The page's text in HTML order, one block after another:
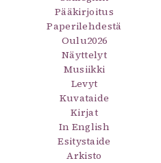
Pääkirjoitus
Paperilehdestä
Oulu2026
Näyttelyt
Musiikki
Levyt
Kuvataide
Kirjat
In English
Esitystaide
Arkisto